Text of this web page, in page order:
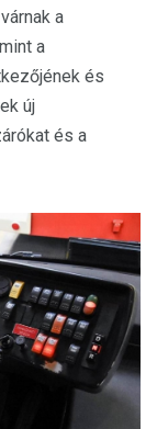
a
a
és
új
és a